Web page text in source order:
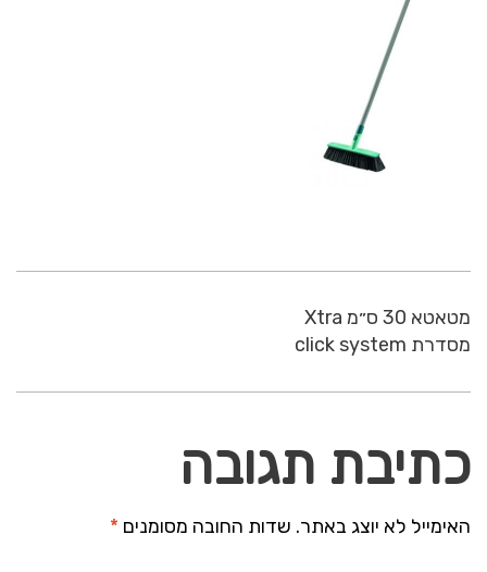
מטאטא 30 ס״מ Xtra
מסדרת click system
כתיבת תגובה
האימייל לא יוצג באתר. שדות החובה מסומנים *